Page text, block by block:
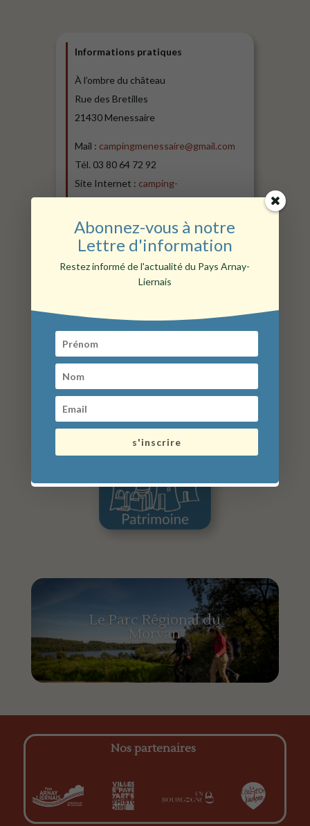
Informations pratiques
À l’ombre du château
Rue des Bretilles
21430 Menessaire
Mail : campingmenessaire@gmail.com
Tél. 03 80 64 72 92
Site Internet : camping-
que faire aux alentours ?
Le Parc Régional du
Morvan
Nos partenaires
Abonnez-vous à notre
Lettre d'information
Restez informé de l'actualité du Pays Arnay-
Liernais
s'inscrire